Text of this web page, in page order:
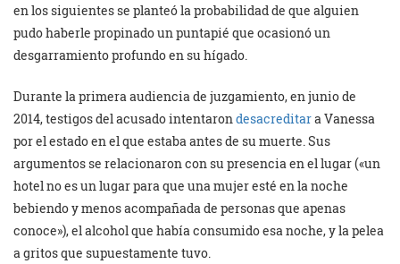
en los siguientes se planteó la probabilidad de que alguien
pudo haberle propinado un puntapié que ocasionó un
desgarramiento profundo en su hígado.
Durante la primera audiencia de juzgamiento, en junio de
2014, testigos del acusado intentarondesacreditara Vanessa
por el estado en el que estaba antes de su muerte. Sus
argumentos se relacionaron con su presencia en el lugar («un
hotel no es un lugar para que una mujer esté en la noche
bebiendo y menos acompañada de personas que apenas
conoce»), el alcohol que había consumido esa noche, y la pelea
a gritos que supuestamente tuvo.